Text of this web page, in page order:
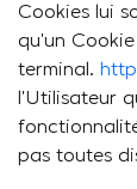
Cookies lui
qu’un
terminal.
l’Utilisateur
pas toutes